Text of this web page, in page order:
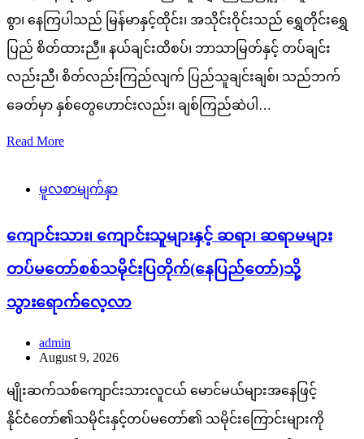
စွာ၊ နေကြပါသည် မြန်မာနှင့်ထိုင်း၊ အသိုင်းဝိုင်းသည် ရွှေတိုင်းရွှေ
ပြည် စိတ်ထားညီ။ နယ်ချင်းထိစပ်၊ ဘာသာမြတ်နှင့် တပ်ချင်း
လည်းညီ၊ စိတ်လည်းကြည်လျက် ပြည်သူချင်းချစ်၊ သည်ဘက်
ခေတ်မှာ နှစ်တွေဟောင်းလည်း၊ ချစ်ကြည်ဆဲပါ…
Read More
မူလစာမျက်နှာ
ကျောင်းသား၊ ကျောင်းသူများနှင့် ဆရာ၊ ဆရာမများ
တပ်မတော်စစ်သမိုင်းပြတိုက်(နေပြည်တော်)သို့
သွားရောက်လေ့လာ
admin
August 9, 2026
မျိုးဆက်သစ်ကျောင်းသားလူငယ် မောင်မယ်များအနေဖြင့်
နိုင်ငံတော်၏သမိုင်းနှင့်တပ်မတော်၏ သမိုင်းကြောင်းများကို